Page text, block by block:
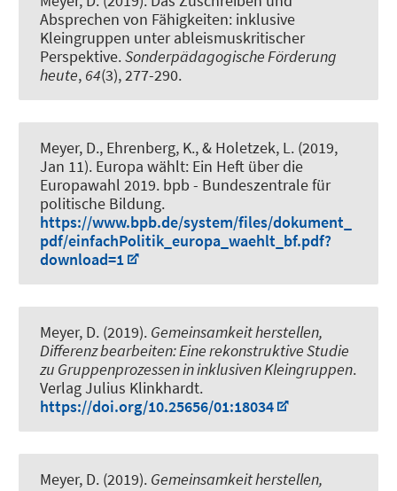
Absprechen von Fähigkeiten: inklusive
Kleingruppen unter ableismuskritischer
Perspektive.Sonderpädagogische Förderung
heute, 64(3), 277-290.
Meyer, D., Ehrenberg, K., & Holetzek, L. (2019,
Jan 11). Europa wählt: Ein Heft über die
Europawahl 2019. bpb - Bundeszentrale für
politische Bildung.
https://www.bpb.de/system/files/dokument_
pdf/einfachPolitik_europa_waehlt_bf.pdf?
download=1
Meyer, D. (2019). Gemeinsamkeit herstellen,
Differenz bearbeiten: Eine rekonstruktive Studie
zu Gruppenprozessen in inklusiven Kleingruppen.
Verlag Julius Klinkhardt.
https://doi.org/10.25656/01:18034
Meyer, D. (2019). Gemeinsamkeit herstellen,